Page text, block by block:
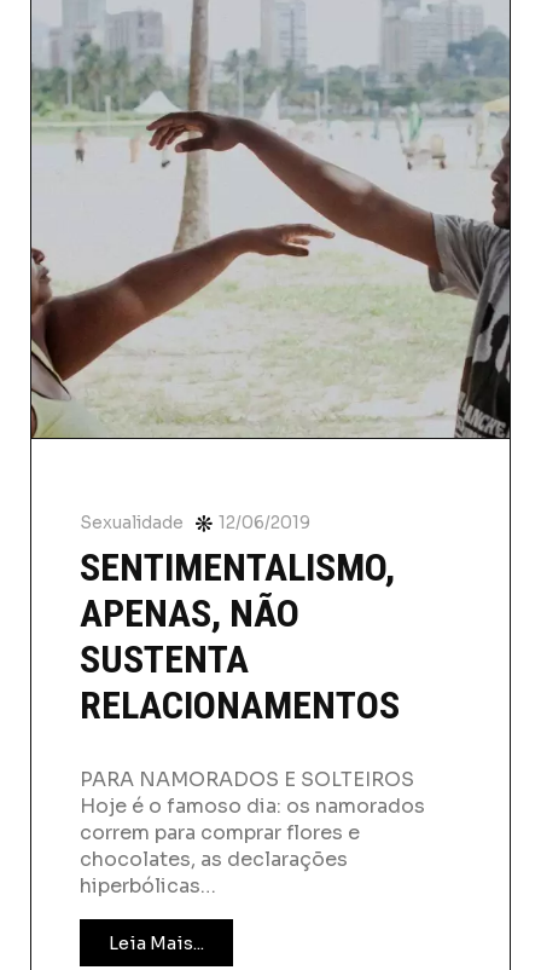
Sexualidade 12/06/2019
SENTIMENTALISMO,
APENAS, NÃO
SUSTENTA
RELACIONAMENTOS
PARA NAMORADOS E SOLTEIROS
Hoje é o famoso dia: os namorados
correm para comprar flores e
chocolates, as declarações
hiperbólicas…
Leia Mais...